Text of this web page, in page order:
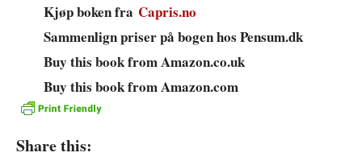
Kjøp boken fra Capris.no
Sammenlign priser på bogen hos Pensum.dk
Buy this book from Amazon.co.uk
Buy this book from Amazon.com
Share this: